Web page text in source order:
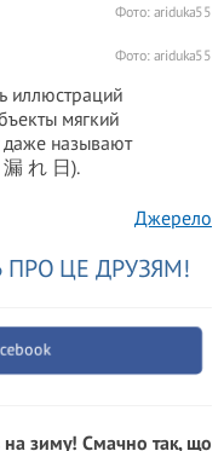
Фото: ariduka55
Фото: ariduka55
иллюстраций
мягкий
даже называют
れ 日).
Джерело
ПРО ЦЕ ДРУЗЯМ!